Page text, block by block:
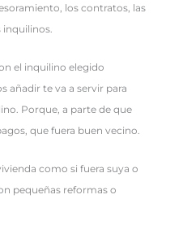
los contratos, las
inquilinos.
el inquilino elegido
añadir te va a servir para
Porque, a parte de que
que fuera buen vecino.
como si fuera suya o
pequeñas reformas o